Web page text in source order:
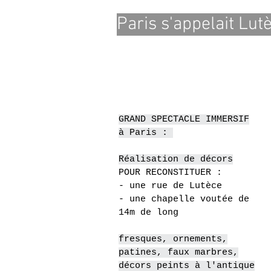
Paris s'appelait
GRAND SPECTACLE IMMERSIF
à Paris :
Réalisation de décors
POUR RECONSTITUER :
- une rue de Lutèce
- une chapelle voutée de
14m de long
fresques, ornements,
patines, faux marbres,
décors peints à l'antique